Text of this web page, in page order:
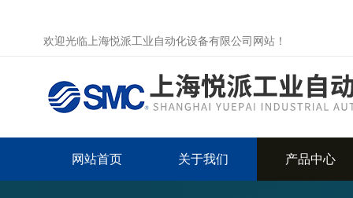
欢迎光临上海悦派工业自动化设备有限公司网站！
网站首页 关于我们 产品中心